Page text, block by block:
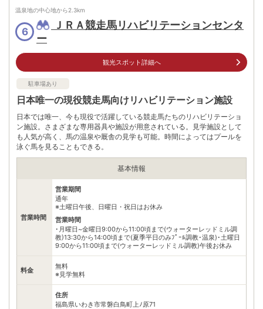
電話番号 0246437643
※ 掲載情報は変更になる場合があります。最新の内容はご利用前にご自身でお
※ 料金情報は税込・税抜表記が混ざっております。正しい金額はご利用前にご
自身でお問合せください。
温泉地の中心地から2.3km
6
ＪＲＡ競走馬リハビリテーションセンタ
ー
観光スポット詳細へ
駐車場あり
日本唯一の現役競走馬向けリハビリテーション施設
日本では唯一、今も現役で活躍している競走馬たちのリハビリテーショ
ン施設。さまざまな専用器具や施設が用意されている。見学施設として
も人気が高く、馬の温泉や厩舎の見学も可能。時間によってはプールを
泳ぐ馬を見ることもできる。
基本情報
営業時間
営業期間
通年
※土曜日午後、日曜日・祝日はお休み
営業時間
･月曜日~金曜日9:00から11:00頃まで(ウォーターレッドミル調
教)13:30から14:00頃まで(夏季平日のみﾌﾟｰﾙ調教･温泉)･土曜日
9:00から11:00頃まで(ウォーターレッドミル調教)午後お休み
料金
無料
※見学無料
住所
福島県いわき市常磐白鳥町上ﾉ原71